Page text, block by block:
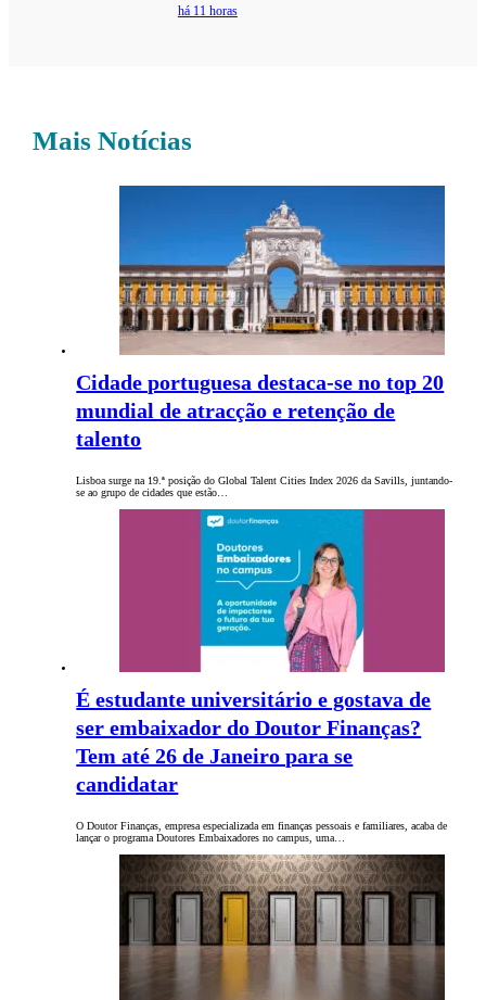
há 11 horas
Mais Notícias
Cidade portuguesa destaca-se no top 20
mundial de atracção e retenção de
talento
Lisboa surge na 19.ª posição do Global Talent Cities Index 2026 da Savills, juntando-
se ao grupo de cidades que estão…
É estudante universitário e gostava de
ser embaixador do Doutor Finanças?
Tem até 26 de Janeiro para se
candidatar
O Doutor Finanças, empresa especializada em finanças pessoais e familiares, acaba de
lançar o programa Doutores Embaixadores no campus, uma…